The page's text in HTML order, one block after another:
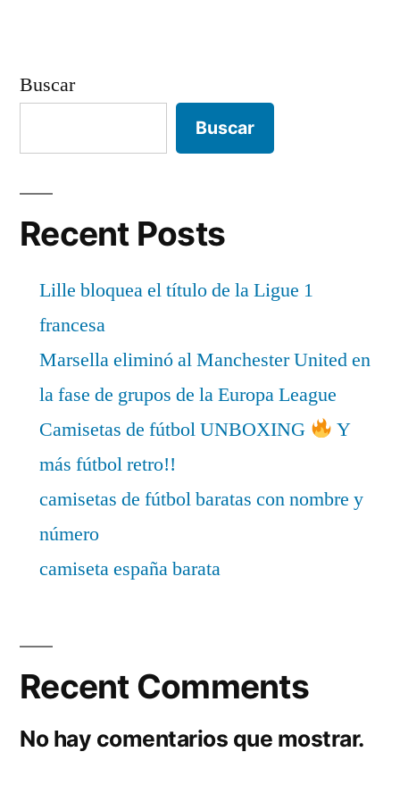
Buscar
Buscar
Recent Posts
Lille bloquea el título de la Ligue 1
francesa
Marsella eliminó al Manchester United en
la fase de grupos de la Europa League
Camisetas de fútbol UNBOXING
Y
más fútbol retro!!
camisetas de fútbol baratas con nombre y
número
camiseta españa barata
Recent Comments
No hay comentarios que mostrar.